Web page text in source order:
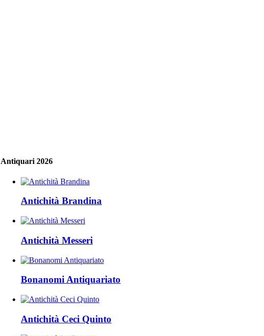
Antiquari 2026
Antichità Brandina
Antichità Messeri
Bonanomi Antiquariato
Antichità Ceci Quinto